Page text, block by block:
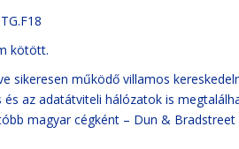
kötött.
sikeresen működő villamos
az adatátviteli hálózatok is
magyar cégként – Dun &